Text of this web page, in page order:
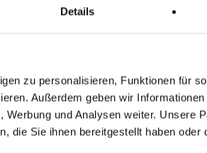
Details
zu personalisieren, Funktionen für
Außerdem geben wir
und Analysen weiter. Unsere
die Sie ihnen bereitgestellt haben
auf eigene Gefahr. Alle Besitzer und
Dritten, die durch sie selbst, ihre Angestellten,
werden.
Konkurrenz nicht möglich. Start außer
Sand 20x30 m und 20x40 m überdacht